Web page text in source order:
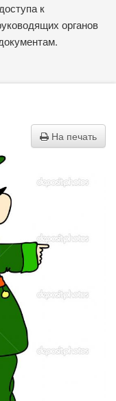
к
органов
На печать